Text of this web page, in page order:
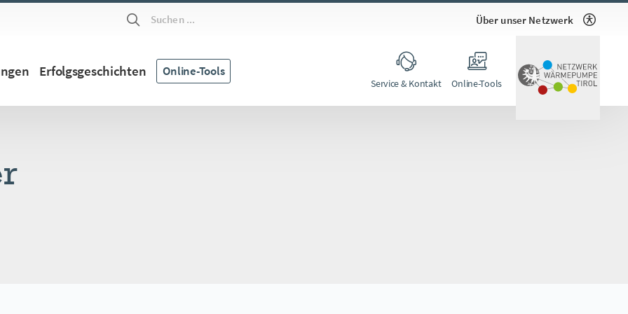
Suchen ... Über unser Netzwerk
Erfolgsgeschichten Online-Tools
Service & Kontakt Online-Tools